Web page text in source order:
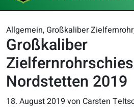
Allgemein, Großkaliber
Großkaliber
Nordstetten 2019
18. August 2019 von Carsten